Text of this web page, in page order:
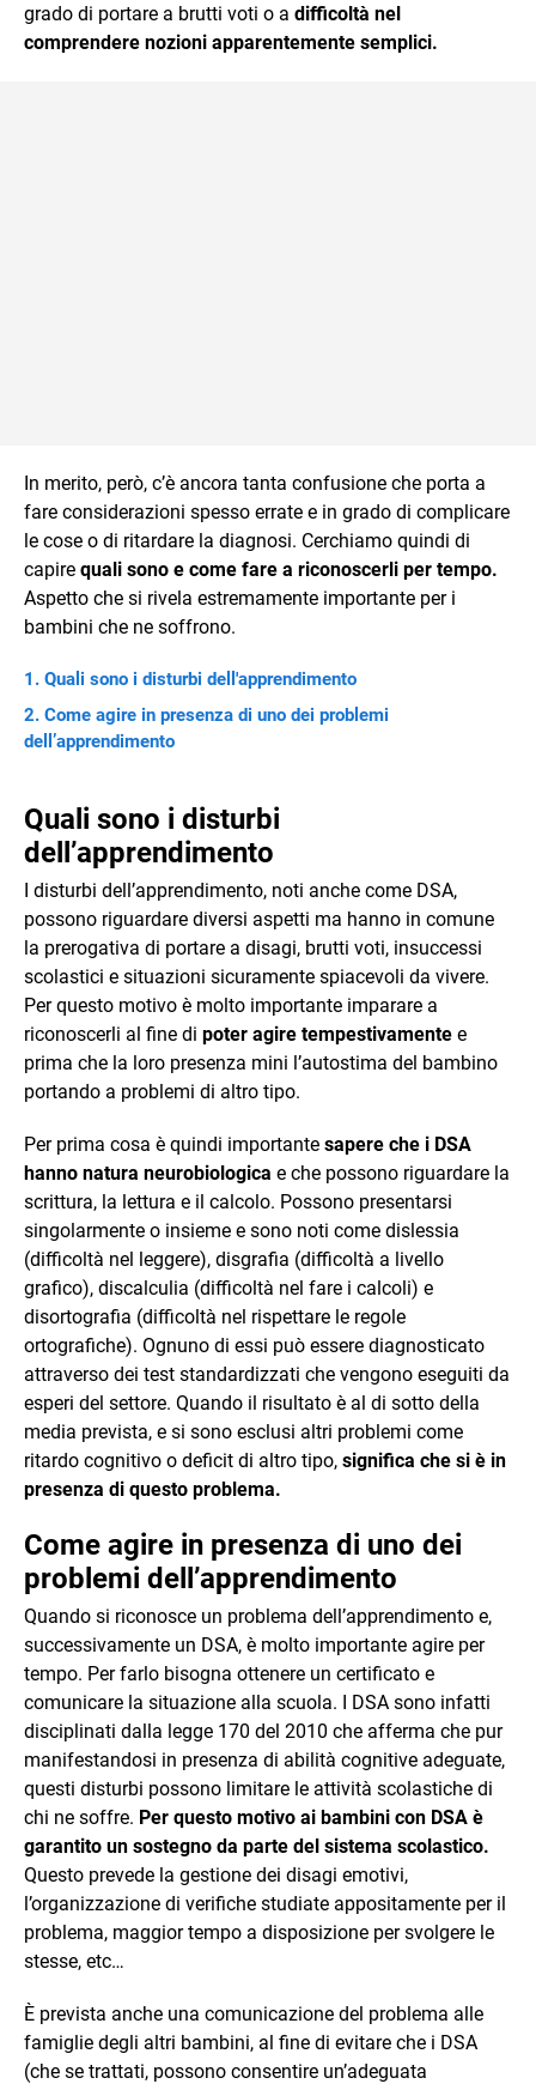
grado di portare a brutti voti o a difficoltà nel
comprendere nozioni apparentemente semplici.
In merito, però, c’è ancora tanta confusione che porta a
fare considerazioni spesso errate e in grado di complicare
le cose o di ritardare la diagnosi. Cerchiamo quindi di
capire quali sono e come fare a riconoscerli per tempo.
Aspetto che si rivela estremamente importante per i
bambini che ne soffrono.
Quali sono i disturbi dell'apprendimento
Come agire in presenza di uno dei problemi
dell’apprendimento
Quali sono i disturbi
dell’apprendimento
I disturbi dell’apprendimento, noti anche come DSA,
possono riguardare diversi aspetti ma hanno in comune
la prerogativa di portare a disagi, brutti voti, insuccessi
scolastici e situazioni sicuramente spiacevoli da vivere.
Per questo motivo è molto importante imparare a
riconoscerli al fine di poter agire tempestivamente e
prima che la loro presenza mini l’autostima del bambino
portando a problemi di altro tipo.
Per prima cosa è quindi importante sapere che i DSA
hanno natura neurobiologica e che possono riguardare la
scrittura, la lettura e il calcolo. Possono presentarsi
singolarmente o insieme e sono noti come dislessia
(difficoltà nel leggere), disgrafia (difficoltà a livello
grafico), discalculia (difficoltà nel fare i calcoli) e
disortografia (difficoltà nel rispettare le regole
ortografiche). Ognuno di essi può essere diagnosticato
attraverso dei test standardizzati che vengono eseguiti da
esperi del settore. Quando il risultato è al di sotto della
media prevista, e si sono esclusi altri problemi come
ritardo cognitivo o deficit di altro tipo, significa che si è in
presenza di questo problema.
Come agire in presenza di uno dei
problemi dell’apprendimento
Quando si riconosce un problema dell’apprendimento e,
successivamente un DSA, è molto importante agire per
tempo. Per farlo bisogna ottenere un certificato e
comunicare la situazione alla scuola. I DSA sono infatti
disciplinati dalla legge 170 del 2010 che afferma che pur
manifestandosi in presenza di abilità cognitive adeguate,
questi disturbi possono limitare le attività scolastiche di
chi ne soffre. Per questo motivo ai bambini con DSA è
garantito un sostegno da parte del sistema scolastico.
Questo prevede la gestione dei disagi emotivi,
l’organizzazione di verifiche studiate appositamente per il
problema, maggior tempo a disposizione per svolgere le
stesse, etc…
È prevista anche una comunicazione del problema alle
famiglie degli altri bambini, al fine di evitare che i DSA
(che se trattati, possono consentire un’adeguata